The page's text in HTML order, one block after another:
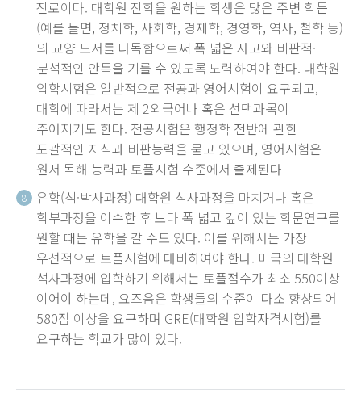
진로이다. 대학원 진학을 원하는 학생은 많은 주변 학문
(예를 들면, 정치학, 사회학, 경제학, 경영학, 역사, 철학 등)
의 교양 도서를 다독함으로써 폭 넓은 사고와 비판적·
분석적인 안목을 기를 수 있도록 노력하여야 한다. 대학원
입학시험은 일반적으로 전공과 영어시험이 요구되고,
대학에 따라서는 제 2외국어나 혹은 선택과목이
주어지기도 한다. 전공시험은 행정학 전반에 관한
포괄적인 지식과 비판능력을 묻고 있으며, 영어시험은
원서 독해 능력과 토플시험 수준에서 출제된다
8
유학(석·박사과정) 대학원 석사과정을 마치거나 혹은
학부과정을 이수한 후 보다 폭 넓고 깊이 있는 학문연구를
원할 때는 유학을 갈 수도 있다. 이를 위해서는 가장
우선적으로 토플시험에 대비하여야 한다. 미국의 대학원
석사과정에 입학하기 위해서는 토플점수가 최소 550이상
이어야 하는데, 요즈음은 학생들의 수준이 다소 향상되어
580점 이상을 요구하며 GRE(대학원 입학자격시험)를
요구하는 학교가 많이 있다.